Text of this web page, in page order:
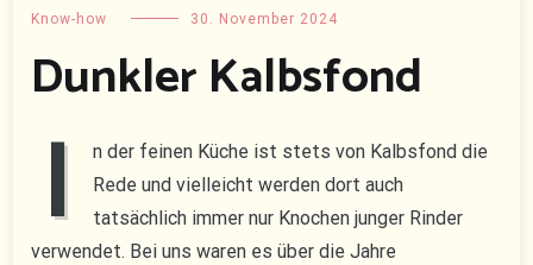
Know-how 30. November 2024
Dunkler Kalbsfond
I
n der feinen Küche ist stets von Kalbsfond die
Rede und vielleicht werden dort auch
tatsächlich immer nur Knochen junger Rinder
verwendet. Bei uns waren es über die Jahre